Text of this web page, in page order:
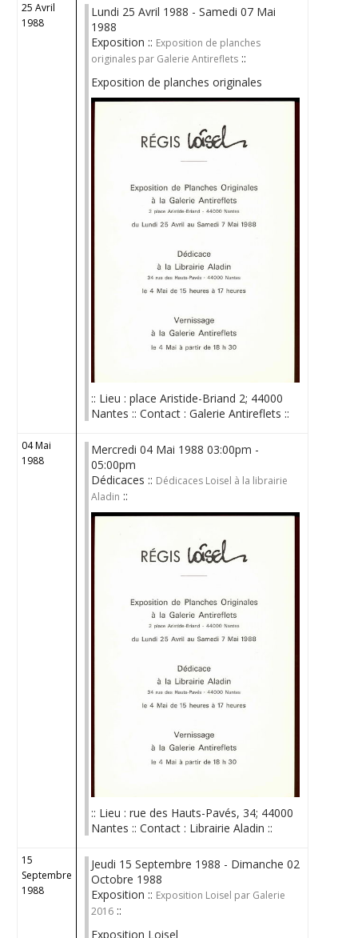
25 Avril
1988
Lundi 25 Avril 1988 - Samedi 07 Mai
1988
Exposition :: Exposition de planches
originales par Galerie Antireflets ::
Exposition de planches originales
:: Lieu : place Aristide-Briand 2; 44000
Nantes :: Contact : Galerie Antireflets ::
04 Mai
1988
Mercredi 04 Mai 1988 03:00pm -
05:00pm
Dédicaces :: Dédicaces Loisel à la librairie
Aladin ::
:: Lieu : rue des Hauts-Pavés, 34; 44000
Nantes :: Contact : Librairie Aladin ::
15
Septembre
1988
Jeudi 15 Septembre 1988 - Dimanche 02
Octobre 1988
Exposition :: Exposition Loisel par Galerie
2016 ::
Exposition Loisel